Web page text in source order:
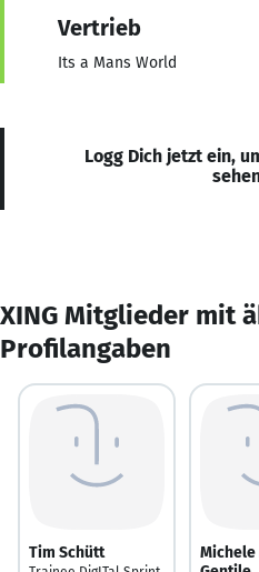
Vertrieb
Its a Mans World
Logg Dich jetzt ein,
XING Mitglieder mit
Profilangaben
Tim Schütt
Michele